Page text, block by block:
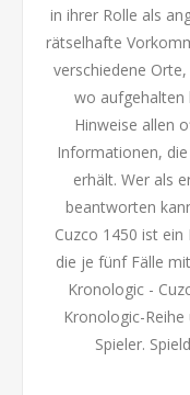
in ihrer Rolle als
rätselhafte
verschiedene
wo aufgehalten
Hinweise allen
Informationen,
erhält. Wer als
beantworten
Cuzco 1450 ist
die je fünf Fälle
Kronologic -
Kronologic-
Spieler.